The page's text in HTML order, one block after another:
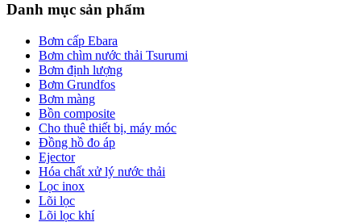
Danh mục sản phẩm
Bơm cấp Ebara
Bơm chìm nước thải Tsurumi
Bơm định lượng
Bơm Grundfos
Bơm màng
Bồn composite
Cho thuê thiết bị, máy móc
Đồng hồ đo áp
Ejector
Hóa chất xử lý nước thải
Lọc inox
Lõi lọc
Lõi lọc khí